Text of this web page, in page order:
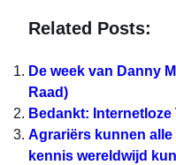
Related Posts:
De week van Danny
Raad)
Bedankt: Internetloze
Agrariërs kunnen
kennis wereldwijd